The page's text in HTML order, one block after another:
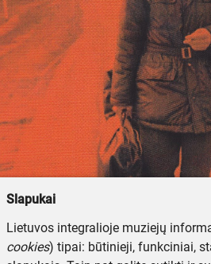
Slapukai
Lietuvos integralioje muziejų
cookies) tipai: būtinieji, funkciniai,